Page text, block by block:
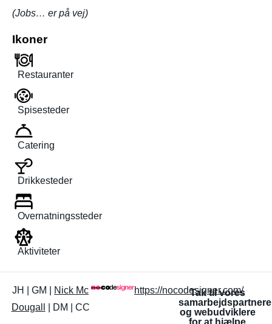
(Jobs… er på vej)
Ikoner
Restauranter
Spisesteder
Catering
Drikkesteder
Overnatningssteder
Aktiviteter
Tak til vores
samarbejdspartnere
og webudviklere
for at hjælpe
https://nocodesigner.com/
JH | GM |
Nick Mc
Dougall
| DM | CC